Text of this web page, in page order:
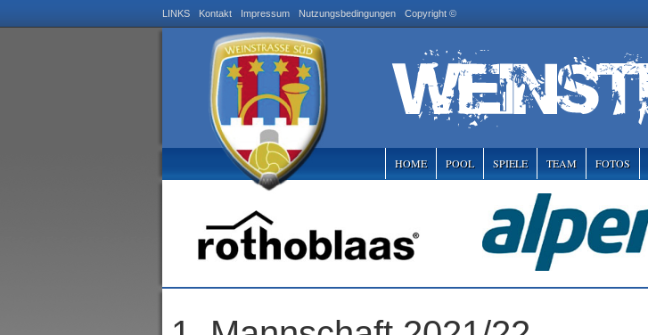
LINKS Kontakt Impressum Nutzungsbedingungen Copyright ©
HOME POOL SPIELE TEAM FOTOS